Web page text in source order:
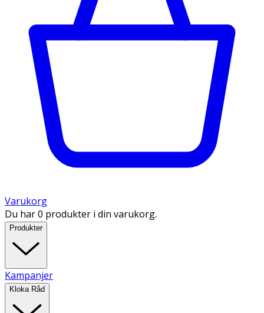
Varukorg
Du har 0 produkter i din varukorg.
Produkter
Kampanjer
Kloka Råd